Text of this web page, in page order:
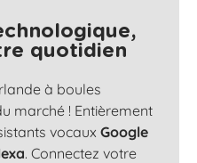
quotidien
à boules
marché ! Entièrement
vocaux Google
. Connectez votre